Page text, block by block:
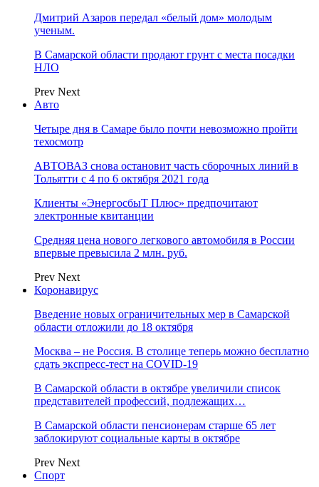
Дмитрий Азаров передал «белый дом» молодым
ученым.
В Самарской области продают грунт с места посадки
НЛО
Prev Next
Авто
Четыре дня в Самаре было почти невозможно пройти
техосмотр
АВТОВАЗ снова остановит часть сборочных линий в
Тольятти с 4 по 6 октября 2021 года
Клиенты «ЭнергосбыТ Плюс» предпочитают
электронные квитанции
Средняя цена нового легкового автомобиля в России
впервые превысила 2 млн. руб.
Prev Next
Коронавирус
Введение новых ограничительных мер в Самарской
области отложили до 18 октября
Москва – не Россия. В столице теперь можно бесплатно
сдать экспресс-тест на COVID-19
В Самарской области в октябре увеличили список
представителей профессий, подлежащих…
В Самарской области пенсионерам старше 65 лет
заблокируют социальные карты в октябре
Prev Next
Спорт